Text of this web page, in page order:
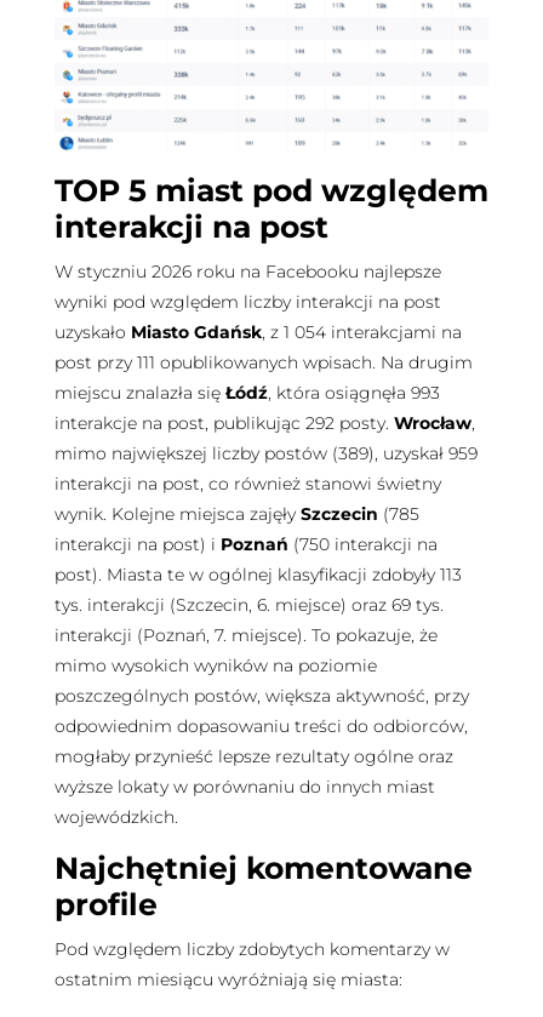
TOP 5 miast pod względem
interakcji na post
W styczniu 2026 roku na Facebooku najlepsze
wyniki pod względem liczby interakcji na post
uzyskało Miasto Gdańsk, z 1 054 interakcjami na
post przy 111 opublikowanych wpisach. Na drugim
miejscu znalazła się Łódź, która osiągnęła 993
interakcje na post, publikując 292 posty. Wrocław,
mimo największej liczby postów (389), uzyskał 959
interakcji na post, co również stanowi świetny
wynik. Kolejne miejsca zajęły Szczecin (785
interakcji na post) i Poznań (750 interakcji na
post). Miasta te w ogólnej klasyfikacji zdobyły 113
tys. interakcji (Szczecin, 6. miejsce) oraz 69 tys.
interakcji (Poznań, 7. miejsce). To pokazuje, że
mimo wysokich wyników na poziomie
poszczególnych postów, większa aktywność, przy
odpowiednim dopasowaniu treści do odbiorców,
mogłaby przynieść lepsze rezultaty ogólne oraz
wyższe lokaty w porównaniu do innych miast
wojewódzkich.
Najchętniej komentowane
profile
Pod względem liczby zdobytych komentarzy w
ostatnim miesiącu wyróżniają się miasta: